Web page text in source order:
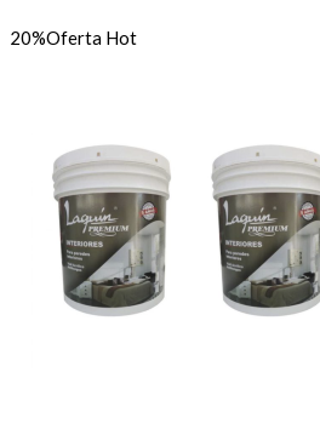
20%Oferta Hot